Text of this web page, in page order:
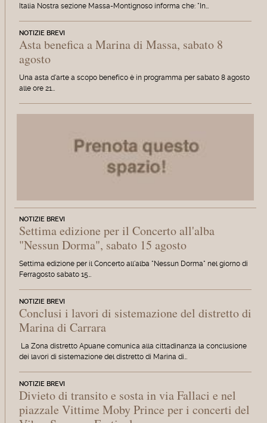
Italia Nostra sezione Massa-Montignoso informa che: "In…
NOTIZIE BREVI
Asta benefica a Marina di Massa, sabato 8
agosto
Una asta d'arte a scopo benefico è in programma per sabato 8 agosto
alle ore 21…
NOTIZIE BREVI
Settima edizione per il Concerto all'alba
"Nessun Dorma", sabato 15 agosto
Settima edizione per il Concerto all'alba "Nessun Dorma" nel giorno di
Ferragosto sabato 15…
NOTIZIE BREVI
Conclusi i lavori di sistemazione del distretto di
Marina di Carrara
La Zona distretto Apuane comunica alla cittadinanza la conclusione
dei lavori di sistemazione del distretto di Marina di…
NOTIZIE BREVI
Divieto di transito e sosta in via Fallaci e nel
piazzale Vittime Moby Prince per i concerti del